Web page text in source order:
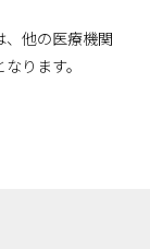
他の医療機関
ります。